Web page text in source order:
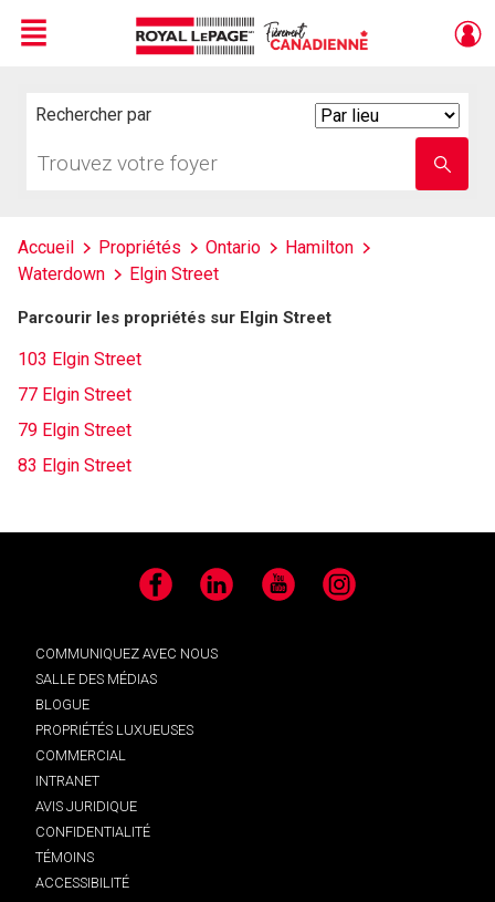
Menu
Rechercher par
votre
nom
Accueil Propriétés Ontario
Hamilton
Waterdown
Elgin Street
Parcourir les propriétés sur Elgin Street
103 Elgin Street
77 Elgin Street
79 Elgin Street
83 Elgin Street
Facebook LinkedIn YouTube Instagram
COMMUNIQUEZ AVEC NOUS
SALLE DES MÉDIAS
BLOGUE
PROPRIÉTÉS LUXUEUSES
COMMERCIAL
INTRANET
AVIS JURIDIQUE
CONFIDENTIALITÉ
TÉMOINS
ACCESSIBILITÉ